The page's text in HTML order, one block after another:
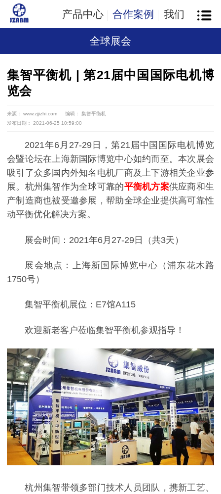
产品中心 合作案例 我们
全球展会
集智平衡机 | 第21届中国国际电机博
览会
来源： www.zjjizhi.com
编辑： 集智平衡机
发布日期： 2021-06-25 10:59:00
2021年6月27-29日，第21届中国国际电机博览
会暨论坛在上海新国际博览中心如约而至。本次展会
吸引了众多国内外知名电机厂商及上下游相关企业参
展。杭州集智作为全球可靠的平衡机方案供应商和生
产制造商也被受邀参展，帮助全球企业提供高可靠性
动平衡优化解决方案。
展会时间：2021年6月27-29日（共3天）
展会地点：上海新国际博览中心（浦东花木路
1750号）
集智平衡机展位：E7馆A115
欢迎新老客户莅临集智平衡机参观指导！
杭州集智带领多部门技术人员团队，携新工艺、